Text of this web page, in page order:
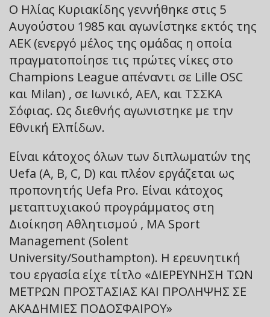
Ο Ηλίας Κυριακίδης γεννήθηκε στις 5
Αυγούστου 1985 και αγωνίστηκε εκτός της
ΑΕΚ (ενεργό μέλος της ομάδας η οποία
πραγματοποίησε τις πρώτες νίκες στο
Champions League απέναντι σε Lille OSC
και Milan) , σε Ιωνικό, ΑΕΛ, και ΤΣΣΚΑ
Σόφιας. Ως διεθνής αγωνιστηκε με την
Εθνική Ελπίδων.
Είναι κάτοχος όλων των διπλωματών της
Uefa (A, B, C, D) και πλέον εργάζεται ως
προπονητής Uefa Pro. Είναι κάτοχος
μεταπτυχιακού προγράμματος στη
Διοίκηση Αθλητισμού , MA Sport
Management (Solent
University/Southampton). Η ερευνητική
του εργασία είχε τίτλο «ΔΙΕΡΕΥΝΗΣΗ ΤΩΝ
ΜETΡΩΝ ΠΡΟΣΤΑΣΙΑΣ ΚΑΙ ΠΡΟΛΗΨΗΣ ΣΕ
ΑΚΑΔΗΜΙΕΣ ΠΟΔΟΣΦΑΙΡΟY»